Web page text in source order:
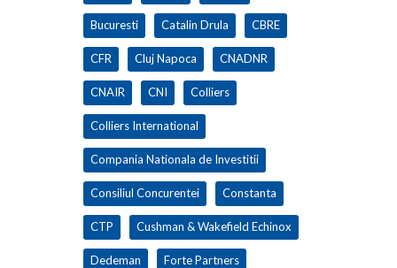
Bucuresti Catalin Drula CBRE
CFR Cluj Napoca CNADNR
CNAIR CNI Colliers
Colliers International
Compania Nationala de Investitii
Consiliul Concurentei Constanta
CTP Cushman & Wakefield Echinox
Dedeman Forte Partners